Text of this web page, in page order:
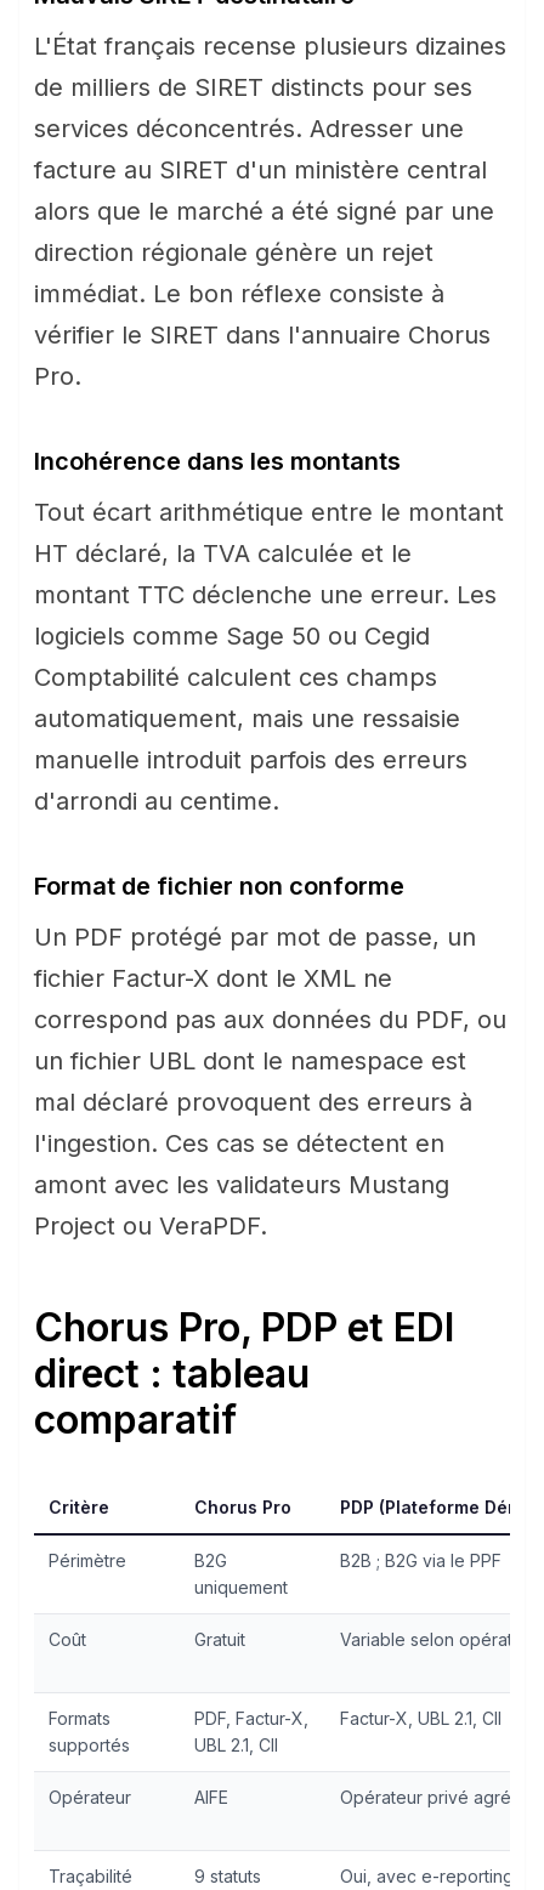
L'État français recense plusieurs dizaines
de milliers de SIRET distincts pour ses
services déconcentrés. Adresser une
facture au SIRET d'un ministère central
alors que le marché a été signé par une
direction régionale génère un rejet
immédiat. Le bon réflexe consiste à
vérifier le SIRET dans l'annuaire Chorus
Pro.
Incohérence dans les montants
Tout écart arithmétique entre le montant
HT déclaré, la TVA calculée et le
montant TTC déclenche une erreur. Les
logiciels comme Sage 50 ou Cegid
Comptabilité calculent ces champs
automatiquement, mais une ressaisie
manuelle introduit parfois des erreurs
d'arrondi au centime.
Format de fichier non conforme
Un PDF protégé par mot de passe, un
fichier Factur-X dont le XML ne
correspond pas aux données du PDF, ou
un fichier UBL dont le namespace est
mal déclaré provoquent des erreurs à
l'ingestion. Ces cas se détectent en
amont avec les validateurs Mustang
Project ou VeraPDF.
Chorus Pro, PDP et EDI
direct : tableau
comparatif
Critère Chorus Pro PDP (Plateforme
Périmètre
B2G
uniquement
B2B ; B2G via le PPF
Coût Gratuit Variable selon opérateur
Formats
supportés
PDF, Factur-X,
UBL 2.1, CII
Factur-X, UBL 2.1, CII
Opérateur AIFE Opérateur privé agréé
Traçabilité 9 statuts Oui, avec e-reporting